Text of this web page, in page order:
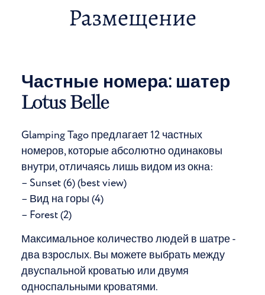
Размещение
Частные номера: шатер
Lotus Belle
Glamping Tago предлагает 12 частных
номеров, которые абсолютно одинаковы
внутри, отличаясь лишь видом из окна:
– Sunset (6) (best view)
– Вид на горы (4)
– Forest (2)
Максимальное количество людей в шатре -
два взрослых. Вы можете выбрать между
двуспальной кроватью или двумя
односпальными кроватями.